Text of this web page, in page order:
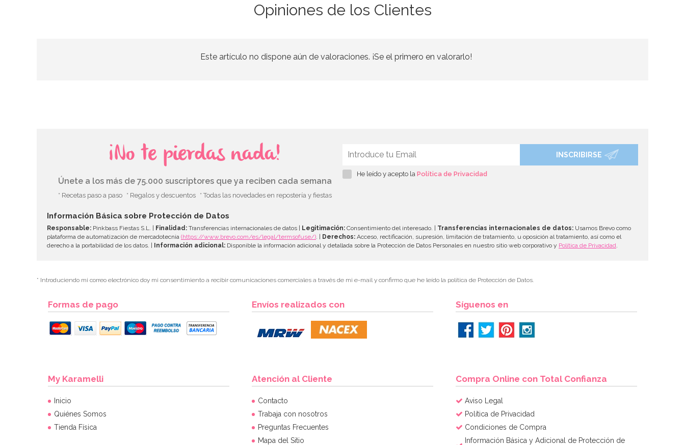
Opiniones de los Clientes
Este artículo no dispone aún de valoraciones. ¡Se el primero en valorarlo!
¡No te pierdas nada!
Únete a los más de 75.000 suscriptores que ya reciben cada semana
* Recetas paso a paso * Regalos y descuentos * Todas las novedades en repostería y fiestas
INSCRIBIRSE
He leído y acepto la Política de Privacidad
Información Básica sobre Protección de Datos
Responsable: Pinkbass Fiestas S.L. | Finalidad: Transferencias internacionales de datos | Legitimación: Consentimiento del interesado. | Transferencias internacionales de datos: Usamos Brevo como
plataforma de automatización de mercadotecnia (https://www.brevo.com/es/legal/termsofuse/) . | Derechos: Acceso, rectificación, supresión, limitación de tratamiento, u oposición al tratamiento, así como el
derecho a la portabilidad de los datos. | Información adicional: Disponible la información adicional y detallada sobre la Protección de Datos Personales en nuestro sitio web corporativo y Política de Privacidad
* Introduciendo mi correo electrónico doy mi consentimiento a recibir comunicaciones comerciales a través de mi e-mail y confirmo que he leído la política de Protección de Datos.
Formas de pago Envíos realizados con Síguenos en
My Karamelli
Inicio
Quiénes Somos
Tienda Física
Atención al Cliente
Contacto
Trabaja con nosotros
Preguntas Frecuentes
Mapa del Sitio
Compra Online con Total Confianza
Aviso Legal
Política de Privacidad
Condiciones de Compra
Información Básica y Adicional de Protección de